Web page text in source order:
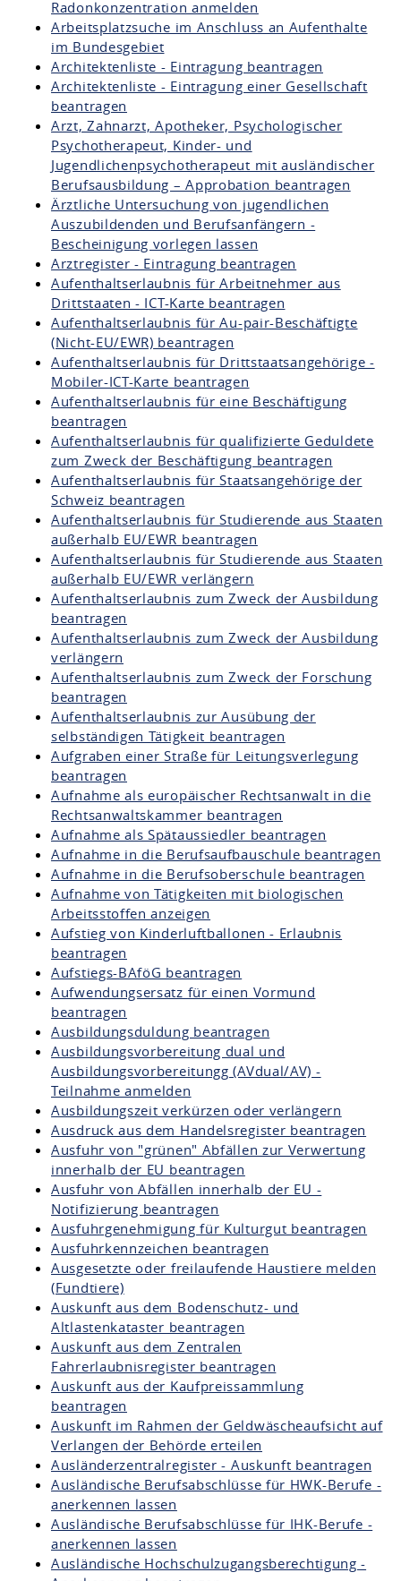
Radonkonzentration anmelden
Arbeitsplatzsuche im Anschluss an Aufenthalte
im Bundesgebiet
Architektenliste - Eintragung beantragen
Architektenliste - Eintragung einer Gesellschaft
beantragen
Arzt, Zahnarzt, Apotheker, Psychologischer
Psychotherapeut, Kinder- und
Jugendlichenpsychotherapeut mit ausländischer
Berufsausbildung – Approbation beantragen
Ärztliche Untersuchung von jugendlichen
Auszubildenden und Berufsanfängern -
Bescheinigung vorlegen lassen
Arztregister - Eintragung beantragen
Aufenthaltserlaubnis für Arbeitnehmer aus
Drittstaaten - ICT-Karte beantragen
Aufenthaltserlaubnis für Au-pair-Beschäftigte
(Nicht-EU/EWR) beantragen
Aufenthaltserlaubnis für Drittstaatsangehörige -
Mobiler-ICT-Karte beantragen
Aufenthaltserlaubnis für eine Beschäftigung
beantragen
Aufenthaltserlaubnis für qualifizierte Geduldete
zum Zweck der Beschäftigung beantragen
Aufenthaltserlaubnis für Staatsangehörige der
Schweiz beantragen
Aufenthaltserlaubnis für Studierende aus Staaten
außerhalb EU/EWR beantragen
Aufenthaltserlaubnis für Studierende aus Staaten
außerhalb EU/EWR verlängern
Aufenthaltserlaubnis zum Zweck der Ausbildung
beantragen
Aufenthaltserlaubnis zum Zweck der Ausbildung
verlängern
Aufenthaltserlaubnis zum Zweck der Forschung
beantragen
Aufenthaltserlaubnis zur Ausübung der
selbständigen Tätigkeit beantragen
Aufgraben einer Straße für Leitungsverlegung
beantragen
Aufnahme als europäischer Rechtsanwalt in die
Rechtsanwaltskammer beantragen
Aufnahme als Spätaussiedler beantragen
Aufnahme in die Berufsaufbauschule beantragen
Aufnahme in die Berufsoberschule beantragen
Aufnahme von Tätigkeiten mit biologischen
Arbeitsstoffen anzeigen
Aufstieg von Kinderluftballonen - Erlaubnis
beantragen
Aufstiegs-BAföG beantragen
Aufwendungsersatz für einen Vormund
beantragen
Ausbildungsduldung beantragen
Ausbildungsvorbereitung dual und
Ausbildungsvorbereitungg (AVdual/AV) -
Teilnahme anmelden
Ausbildungszeit verkürzen oder verlängern
Ausdruck aus dem Handelsregister beantragen
Ausfuhr von "grünen" Abfällen zur Verwertung
innerhalb der EU beantragen
Ausfuhr von Abfällen innerhalb der EU -
Notifizierung beantragen
Ausfuhrgenehmigung für Kulturgut beantragen
Ausfuhrkennzeichen beantragen
Ausgesetzte oder freilaufende Haustiere melden
(Fundtiere)
Auskunft aus dem Bodenschutz- und
Altlastenkataster beantragen
Auskunft aus dem Zentralen
Fahrerlaubnisregister beantragen
Auskunft aus der Kaufpreissammlung
beantragen
Auskunft im Rahmen der Geldwäscheaufsicht auf
Verlangen der Behörde erteilen
Ausländerzentralregister - Auskunft beantragen
Ausländische Berufsabschlüsse für HWK-Berufe -
anerkennen lassen
Ausländische Berufsabschlüsse für IHK-Berufe -
anerkennen lassen
Ausländische Hochschulzugangsberechtigung -